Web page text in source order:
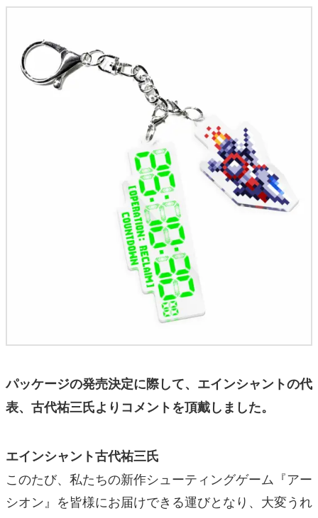
パッケージの発売決定に際して、エインシャントの代
表、古代祐三氏よりコメントを頂戴しました。
エインシャント古代祐三氏
このたび、私たちの新作シューティングゲーム『アー
シオン』を皆様にお届けできる運びとなり、大変うれ